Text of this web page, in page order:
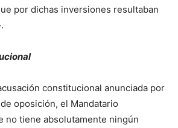
por dichas inversiones resultaban
constitucional anunciada por
oposición, el Mandatario
no tiene absolutamente ningún